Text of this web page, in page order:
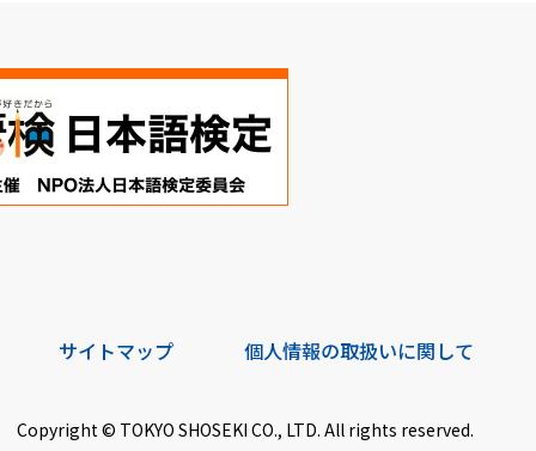
サイトマップ 個人情報の取扱いに関して
Copyright © TOKYO SHOSEKI CO., LTD. All rights reserved.